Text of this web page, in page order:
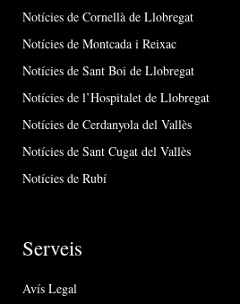
Notícies de Cornellà de Llobregat
Notícies de Montcada i Reixac
Notícies de Sant Boi de Llobregat
Notícies de l’Hospitalet de Llobregat
Notícies de Cerdanyola del Vallès
Notícies de Sant Cugat del Vallès
Notícies de Rubí
Serveis
Avís Legal